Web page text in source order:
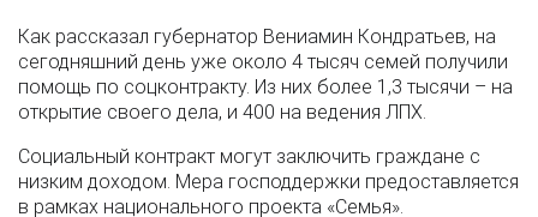
Как рассказал губернатор Вениамин Кондратьев, на
сегодняшний день уже около 4 тысяч семей получили
помощь по соцконтракту. Из них более 1,3 тысячи – на
открытие своего дела, и 400 на ведения ЛПХ.
Социальный контракт могут заключить граждане с
низким доходом. Мера господдержки предоставляется
в рамках национального проекта «Семья».